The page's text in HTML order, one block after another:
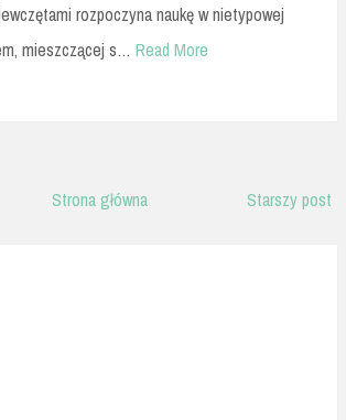
rozpoczyna naukę w nietypowej
mieszczącej s… Read More
Starszy post
Strona główna